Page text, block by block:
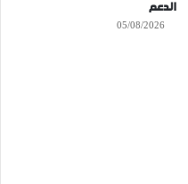
الدعم
05/08/2026